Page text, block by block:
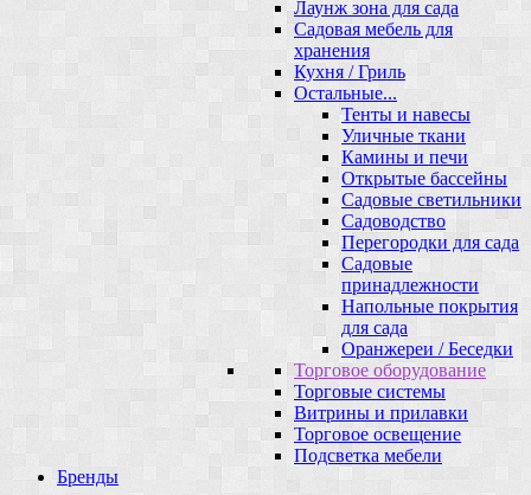
Лаунж зона для сада
Садовая мебель для
хранения
Кухня / Гриль
Остальные...
Тенты и навесы
Уличные ткани
Камины и печи
Открытые бассейны
Садовые светильники
Садоводство
Перегородки для сада
Садовые
принадлежности
Напольные покрытия
для сада
Оранжереи / Беседки
Торговое оборудование
Торговые системы
Витрины и прилавки
Торговое освещение
Подсветка мебели
Бренды